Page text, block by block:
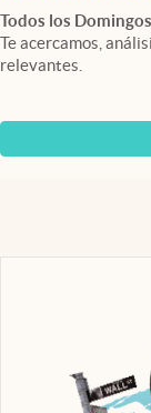
Todos los Domingos
Te acercamos,
relevantes.